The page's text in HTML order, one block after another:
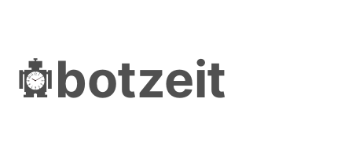
contentbotzeit